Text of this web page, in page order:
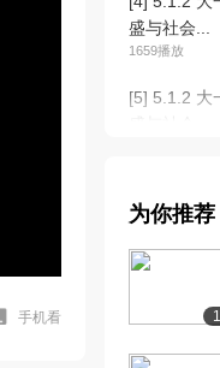
手机看
盛与社会...
1659播放
[5] 5.1.2 大
盛与社会...
[7] 5.1.3
盛与社会...
为你推荐